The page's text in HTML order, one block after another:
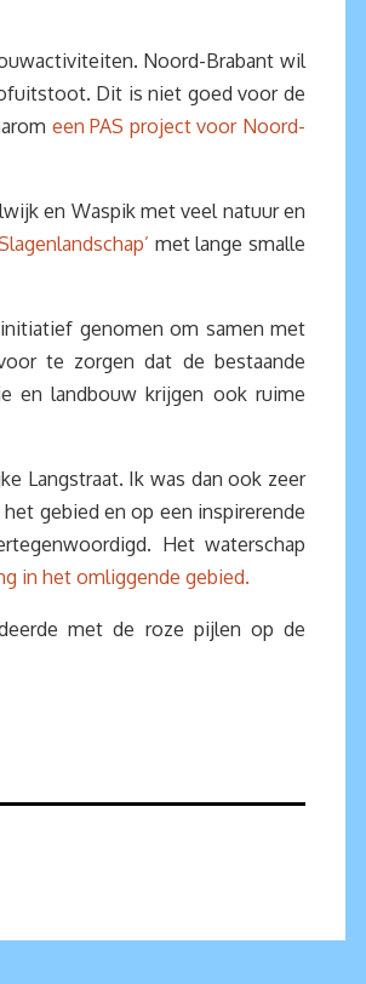
Noord-Brabant wil
Dit is niet goed voor de
een PAS project voor Noord-
en Waspik met veel natuur en
met lange smalle
genomen om samen met
te zorgen dat de bestaande
en landbouw krijgen ook ruime
Langstraat. Ik was dan ook zeer
gebied en op een inspirerende
Het waterschap
in het omliggende gebied.
met de roze pijlen op de